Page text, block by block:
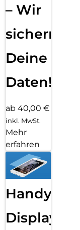
– Wir
sichern
Deine
Daten!
ab 40,00 €
inkl. MwSt.
Mehr
erfahren
Handy
Displayfolie